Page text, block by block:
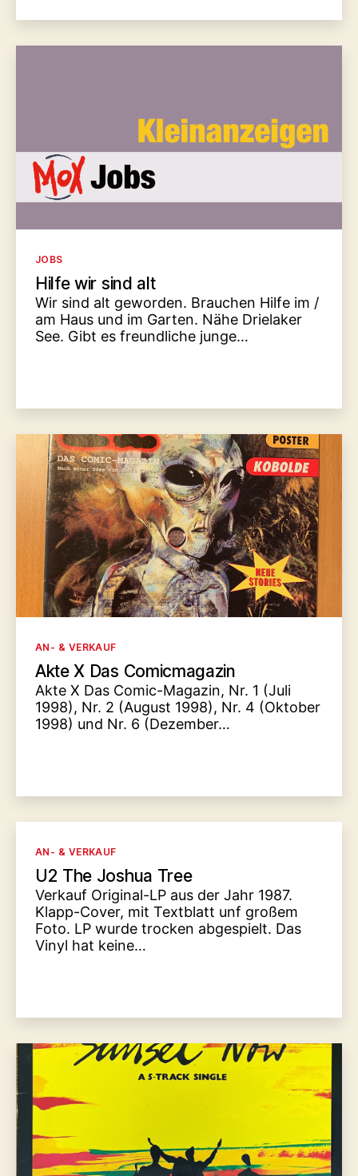
Kategorien
JOBS
Hilfe wir sind alt
Wir sind alt geworden. Brauchen Hilfe im /
am Haus und im Garten. Nähe Drielaker
See. Gibt es freundliche junge…
Kategorien
AN- & VERKAUF
Akte X Das Comicmagazin
Akte X Das Comic-Magazin, Nr. 1 (Juli
1998), Nr. 2 (August 1998), Nr. 4 (Oktober
1998) und Nr. 6 (Dezember…
Kategorien
AN- & VERKAUF
U2 The Joshua Tree
Verkauf Original-LP aus der Jahr 1987.
Klapp-Cover, mit Textblatt unf großem
Foto. LP wurde trocken abgespielt. Das
Vinyl hat keine…